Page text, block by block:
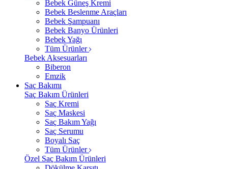
Bebek Güneş Kremi
Bebek Beslenme Araçları
Bebek Şampuanı
Bebek Banyo Ürünleri
Bebek Yağı
Tüm Ürünler
Bebek Aksesuarları
Biberon
Emzik
Saç Bakımı
Saç Bakım Ürünleri
Saç Kremi
Saç Maskesi
Saç Bakım Yağı
Saç Serumu
Boyalı Saç
Tüm Ürünler
Özel Saç Bakım Ürünleri